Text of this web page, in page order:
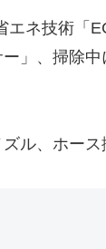
ネ技術「
」、掃除
ル、ホース